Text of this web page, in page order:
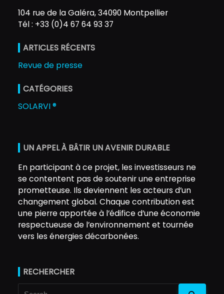
104 rue de la Galéra, 34090 Montpellier
Tél : +33 (0)4 67 64 93 37
ARTICLES RÉCENTS
Revue de presse
CATÉGORIES
SOLARVI ®
UN APPEL À BÂTIR UN AVENIR DURABLE
En participant à ce projet, les investisseurs ne
se contentent pas de soutenir une entreprise
prometteuse. Ils deviennent les acteurs d’un
changement global. Chaque contribution est
une pierre apportée à l’édifice d’une économie
respectueuse de l’environnement et tournée
vers les énergies décarbonées.
RECHERCHER
Search